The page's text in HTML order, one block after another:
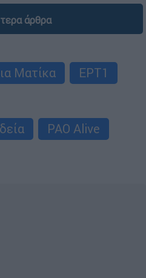
άρθρα
Ματίκα
ΕΡΤ1
PAO Alive